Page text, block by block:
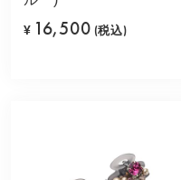
¥ 16,500 (税込)